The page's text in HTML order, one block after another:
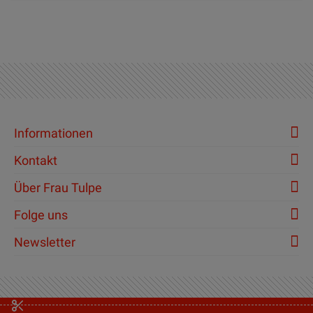
Informationen
Kontakt
Über Frau Tulpe
Folge uns
Newsletter